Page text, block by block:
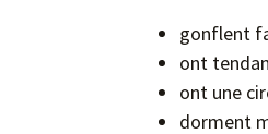
gonflent
ont
ont une
dorment